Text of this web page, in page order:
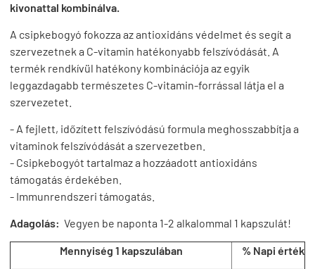
kivonattal kombinálva.
A csipkebogyó fokozza az antioxidáns védelmet és segít a
szervezetnek a C-vitamin hatékonyabb felszívódását. A
termék rendkívül hatékony kombinációja az egyik
leggazdagabb természetes C-vitamin-forrással látja el a
szervezetet.
- A fejlett, időzített felszívódású formula meghosszabbítja a
vitaminok felszívódását a szervezetben.
- Csipkebogyót tartalmaz a hozzáadott antioxidáns
támogatás érdekében.
- Immunrendszeri támogatás.
Adagolás: Vegyen be naponta 1-2 alkalommal 1 kapszulát!
Mennyiség 1 kapszulában % Napi érték